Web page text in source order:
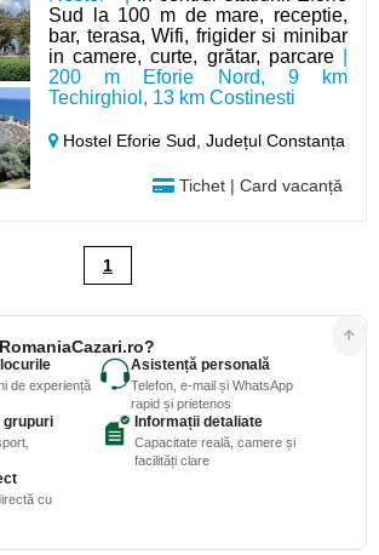
Sud la 100 m de mare, receptie,
bar, terasa, Wifi, frigider si minibar
in camere, curte, grătar, parcare|
200 m Eforie Nord, 9 km
Techirghiol, 13 km Costinesti
Hostel Eforie Sud,Județul Constanța
Tichet | Card vacanță
1
de experiență
Asistență personală
Telefon, e-mail și WhatsApp
rapid și prietenos
grupuri Informații detaliate
Capacitate reală, camere și
facilități clare
cu